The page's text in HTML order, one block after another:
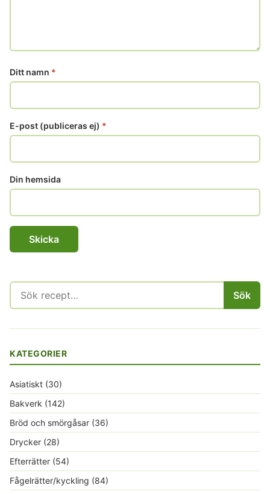
Ditt namn *
E-post (publiceras ej) *
Din hemsida
Sök
efter:
Sök
KATEGORIER
Asiatiskt (30)
Bakverk (142)
Bröd och smörgåsar (36)
Drycker (28)
Efterrätter (54)
Fågelrätter/kyckling (84)